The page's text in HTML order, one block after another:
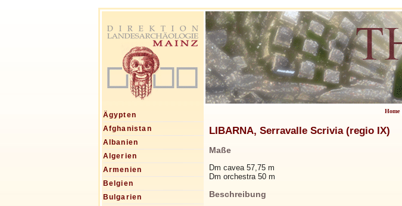
Ägypten
Afghanistan
Albanien
Algerien
Armenien
Belgien
Bulgarien
Home|
LIBARNA, Serravalle Scrivia (regio IX)
Maße
Dm cavea 57,75 m
Dm orchestra 50 m
Beschreibung